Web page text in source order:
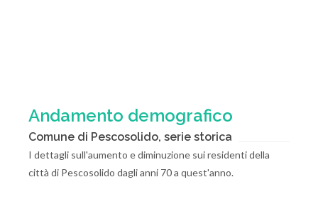
Andamento demografico
Comune di Pescosolido, serie storica
I dettagli sull'aumento e diminuzione sui residenti della
città di Pescosolido dagli anni 70 a quest'anno.